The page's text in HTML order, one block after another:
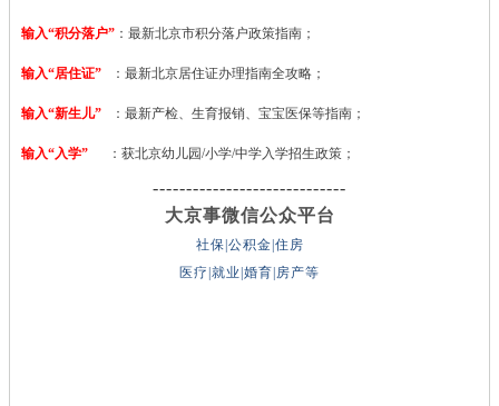
输入“积分落户” ：最新北京市积分落户政策指南；
输入“居住证” ：最新北京居住证办理指南全攻略；
输入“新生儿” ：最新产检、生育报销、宝宝医保等指南；
输入“入学” ：获北京幼儿园/小学/中学入学招生政策；
-----------------------------
大京事微信公众平台
社保|公积金|住房
医疗|就业|婚育|房产等